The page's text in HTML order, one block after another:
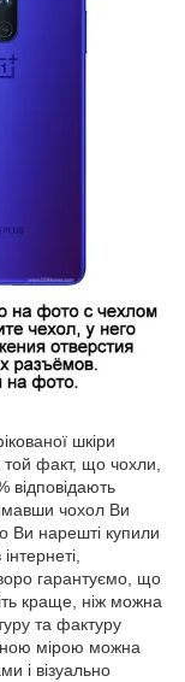
шкіри
той факт, що чохли,
відповідають
чохол Ви
Ви нарешті купили
гарантуємо, що
краще, ніж можна
та фактуру
мірою можна
і візуально